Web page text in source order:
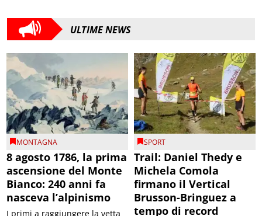
ULTIME NEWS
MONTAGNA
8 agosto 1786, la prima
ascensione del Monte
Bianco: 240 anni fa
nasceva l’alpinismo
I primi a raggiungere la vetta
SPORT
Trail: Daniel Thedy e
Michela Comola
firmano il Vertical
Brusson-Bringuez a
tempo di record